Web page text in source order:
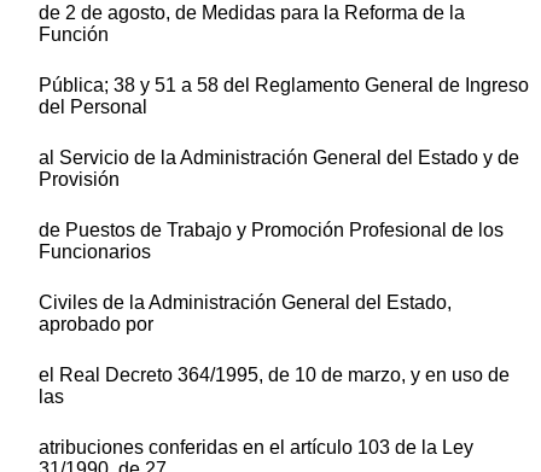
de 2 de agosto, de Medidas para la Reforma de la
Función
Pública; 38 y 51 a 58 del Reglamento General de Ingreso
del Personal
al Servicio de la Administración General del Estado y de
Provisión
de Puestos de Trabajo y Promoción Profesional de los
Funcionarios
Civiles de la Administración General del Estado,
aprobado por
el Real Decreto 364/1995, de 10 de marzo, y en uso de
las
atribuciones conferidas en el artículo 103 de la Ley